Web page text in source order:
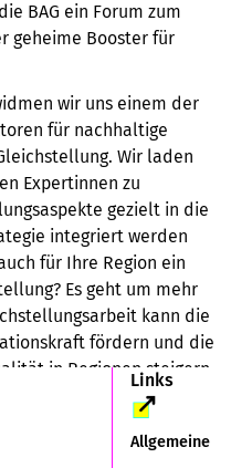
BAG ein Forum zum
geheime Booster für
wir uns einem der
für nachhaltige
Wir laden
Expertinnen zu
gezielt in die
integriert werden
für Ihre Region ein
Es geht um mehr
kann die
fördern und die
in Regionen steigern.
kennen, die zeigen,
Regionen
Links
Allgemeine